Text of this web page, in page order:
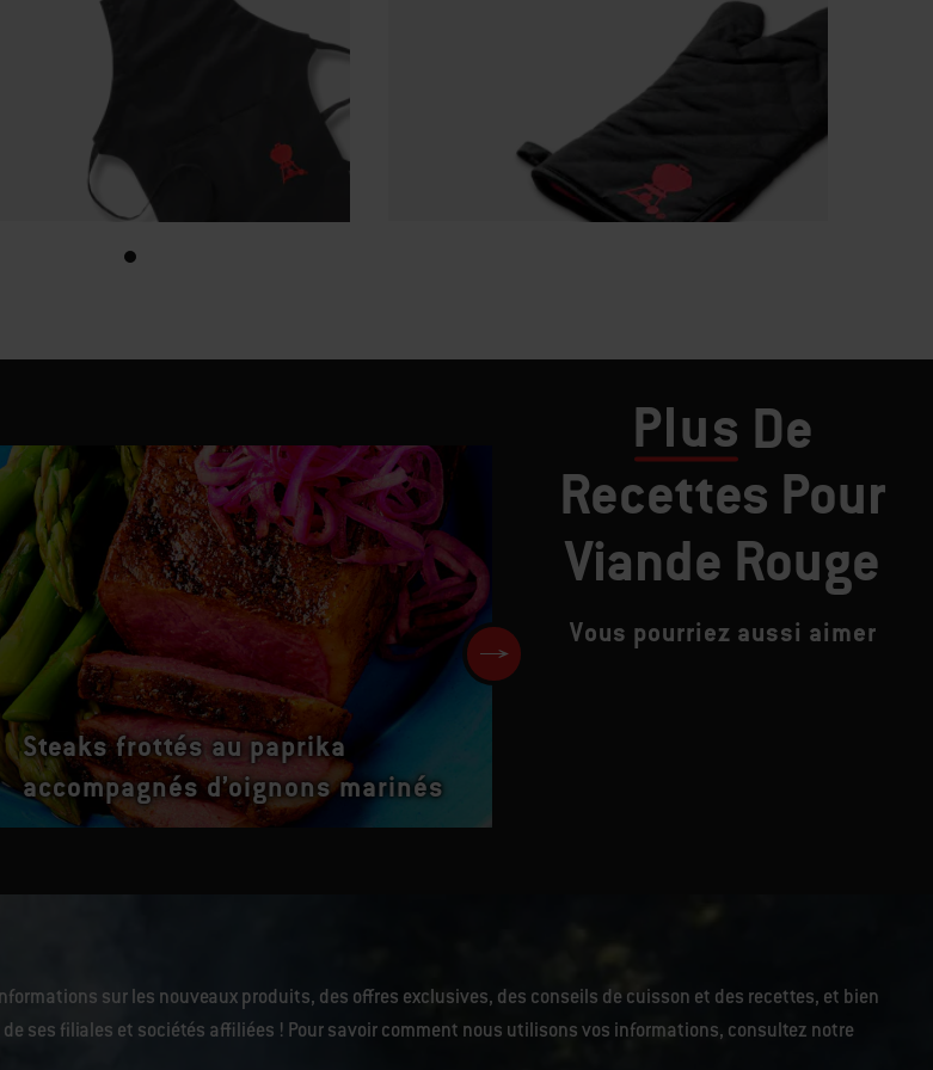
Plus De
Recettes Pour
Viande Rouge
Vous pourriez aussi aimer
Steaks frottés au paprika
accompagnés d’oignons marinés
sur les nouveaux produits, des offres exclusives, des conseils de cuisson et des recettes, et bien
de ses filiales et sociétés affiliées ! Pour savoir comment nous utilisons vos informations, consultez notre